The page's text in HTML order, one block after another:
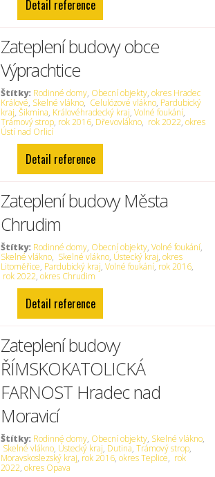
Detail reference
Zateplení budovy obce
Výprachtice
Štítky: Rodinné domy, Obecní objekty,okres Hradec
Králové, Skelné vlákno, Celulózové vlákno, Pardubický
kraj,Šikmina, Královéhradecký kraj,Volné foukání,
Trámový strop, rok 2016, Dřevovlákno, rok 2022,okres
Ústí nad Orlicí
Detail reference
Zateplení budovy Města
Chrudim
Štítky: Rodinné domy, Obecní objekty,Volné foukání,
Skelné vlákno, Skelné vlákno, Ústecký kraj,okres
Litoměřice, Pardubický kraj,Volné foukání, rok 2016,
rok 2022,okres Chrudim
Detail reference
Zateplení budovy
ŘÍMSKOKATOLICKÁ
FARNOST Hradec nad
Moravicí
Štítky: Rodinné domy, Obecní objekty, Skelné vlákno,
Skelné vlákno, Ústecký kraj, Dutina,Trámový strop,
Moravskoslezský kraj, rok 2016,okres Teplice, rok
2022,okres Opava